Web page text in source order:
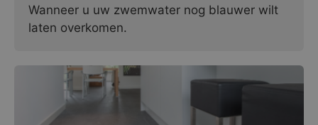
Wanneer u uw zwemwater nog blauwer wilt
laten overkomen.